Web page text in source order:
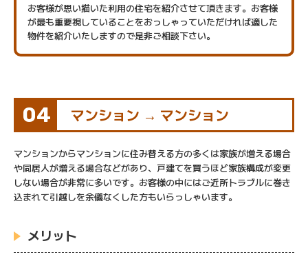
お客様が思い描いた利用の住宅を紹介させて頂きます。お客様
が最も重要視していることをおっしゃっていただければ適した
物件を紹介いたしますので是非ご相談下さい。
04 マンション → マンション
マンションからマンションに住み替える方の多くは家族が増える場合
や同居人が増える場合などがあり、戸建てを買うほど家族構成が変更
しない場合が非常に多いです。お客様の中にはご近所トラブルに巻き
込まれて引越しを余儀なくした方もいらっしゃいます。
メリット